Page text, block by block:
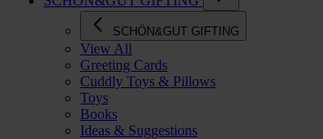
SCHÖN&GUT GIFTING
View All
Greeting Cards
Cuddly Toys & Pillows
Toys
Books
Ideas & Suggestions